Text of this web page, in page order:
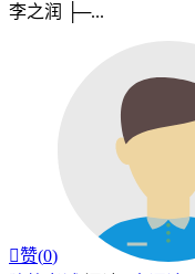
李之润 ├─...
赞(0)